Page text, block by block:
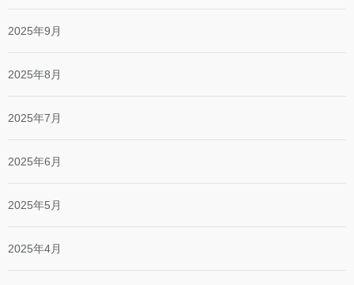
2025年9月
2025年8月
2025年7月
2025年6月
2025年5月
2025年4月